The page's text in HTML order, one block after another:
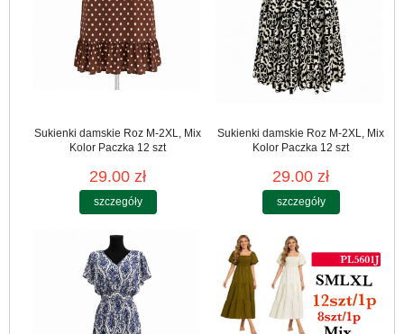
Sukienki damskie Roz M-2XL, Mix
Kolor Paczka 12 szt
29.00 zł
szczegóły
Sukienki damskie Roz M-2XL, Mix
Kolor Paczka 12 szt
29.00 zł
szczegóły